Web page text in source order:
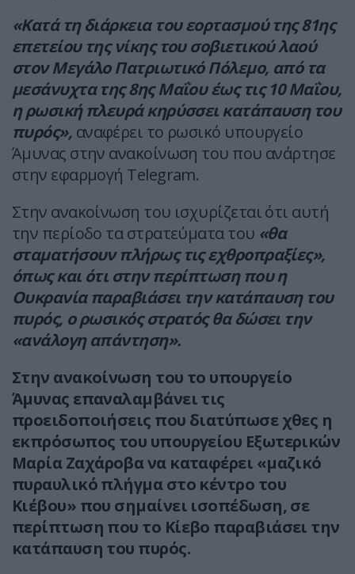
«Κατά τη διάρκεια του εορτασμού της 81ης
επετείου της νίκης του σοβιετικού λαού
στον Μεγάλο Πατριωτικό Πόλεμο, από τα
μεσάνυχτα της 8ης Μαΐου έως τις 10 Μαΐου,
η ρωσική πλευρά κηρύσσει κατάπαυση του
πυρός», αναφέρει το ρωσικό υπουργείο
Άμυνας στην ανακοίνωση του που ανάρτησε
στην εφαρμογή Telegram.
Στην ανακοίνωση του ισχυρίζεται ότι αυτή
την περίοδο τα στρατεύματα του «θα
σταματήσουν πλήρως τις εχθροπραξίες»,
όπως και ότι στην περίπτωση που η
Ουκρανία παραβιάσει την κατάπαυση του
πυρός, ο ρωσικός στρατός θα δώσει την
«ανάλογη απάντηση».
Στην ανακοίνωση του το υπουργείο
Άμυνας επαναλαμβάνει τις
προειδοποιήσεις που διατύπωσε χθες η
εκπρόσωπος του υπουργείου Εξωτερικών
Μαρία Ζαχάροβα να καταφέρει «μαζικό
πυραυλικό πλήγμα στο κέντρο του
Κιέβου» που σημαίνει ισοπέδωση, σε
περίπτωση που το Κίεβο παραβιάσει την
κατάπαυση του πυρός.